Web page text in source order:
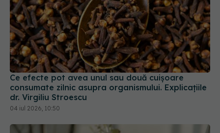
Ce efecte pot avea unul sau două cuișoare
consumate zilnic asupra organismului. Explicațiile
dr. Virgiliu Stroescu
04 iul 2026, 10:50